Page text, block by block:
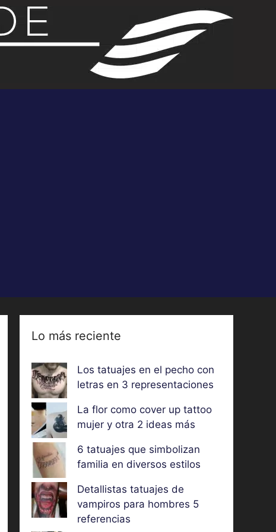
Lo más reciente
Los tatuajes en el pecho con
letras en 3 representaciones
La flor como cover up tattoo
mujer y otra 2 ideas más
6 tatuajes que simbolizan
familia en diversos estilos
Detallistas tatuajes de
vampiros para hombres 5
referencias